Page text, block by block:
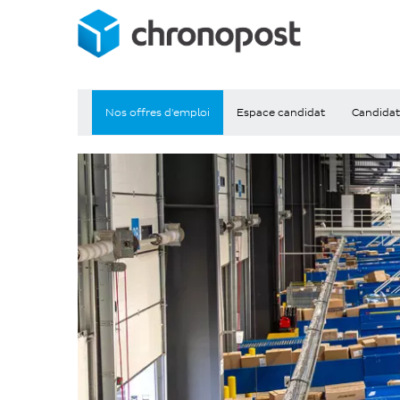
Nos offres d'emploi Espace candidat